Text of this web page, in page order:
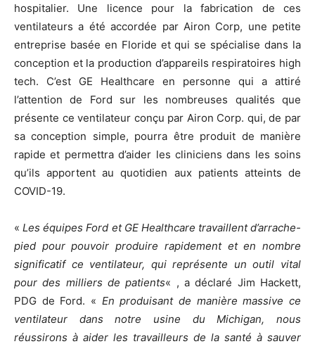
hospitalier. Une licence pour la fabrication de ces
ventilateurs a été accordée par Airon Corp, une petite
entreprise basée en Floride et qui se spécialise dans la
conception et la production d’appareils respiratoires high
tech. C’est GE Healthcare en personne qui a attiré
l’attention de Ford sur les nombreuses qualités que
présente ce ventilateur conçu par Airon Corp. qui, de par
sa conception simple, pourra être produit de manière
rapide et permettra d’aider les cliniciens dans les soins
qu’ils apportent au quotidien aux patients atteints de
COVID-19.
«Les équipes Ford et GE Healthcare travaillent d’arrache-
pied pour pouvoir produire rapidement et en nombre
significatif ce ventilateur, qui représente un outil vital
pour des milliers de patients« , a déclaré Jim Hackett,
PDG de Ford. « En produisant de manière massive ce
ventilateur dans notre usine du Michigan, nous
réussirons à aider les travailleurs de la santé à sauver